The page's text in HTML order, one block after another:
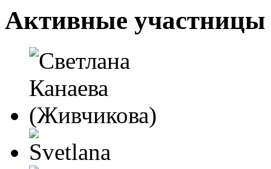
Активные участницы